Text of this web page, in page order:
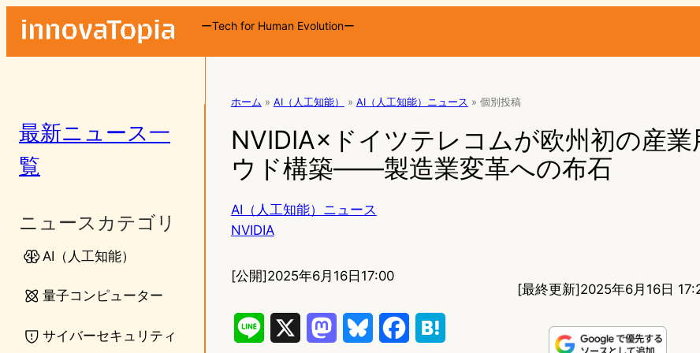
ーTech for Human Evolutionー
最新ニュース一
覧
ニュースカテゴリ
AI（人工知能）
量子コンピューター
サイバーセキュリティ
ホーム » AI（人工知能） » AI（人工知能）ニュース » 個別投稿
NVIDIA×ドイツテレコムが欧州初の産業
ウド構築——製造業変革への布石
AI（人工知能）ニュース
NVIDIA
[公開]2025年6月16日17:00
[最終更新]2025年6月16日